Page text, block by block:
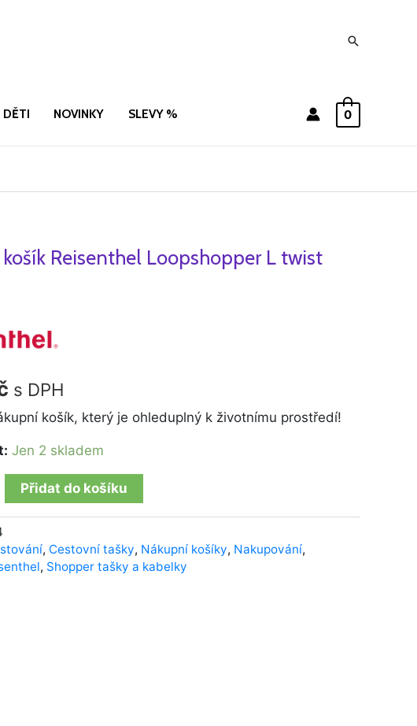
Hledat
DĚTI NOVINKY SLEVY % 0
Reisenthel Loopshopper L twist
s DPH
košík, který je ohleduplný k životnímu prostředí!
Jen 2 skladem
Přidat do košíku
, Cestovní tašky, Nákupní košíky, Nakupování,
, Shopper tašky a kabelky